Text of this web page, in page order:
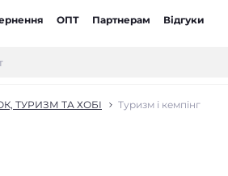
ОПТ Партнерам Відгуки
ТУРИЗМ ТА ХОБІ Туризм і кемпінг